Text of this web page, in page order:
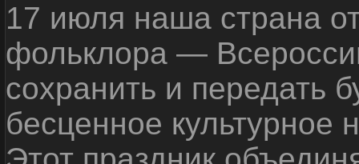
17 июля наша страна
фольклора —
сохранить и передать
бесценное культурное